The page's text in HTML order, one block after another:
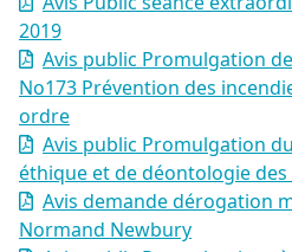
2019
Avis public Promulgation
No173 Prévention des
ordre
Avis public Promulgation
éthique et de déontologie des
Avis demande dérogation
Normand Newbury